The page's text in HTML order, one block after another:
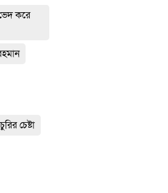
করে
চেষ্টা